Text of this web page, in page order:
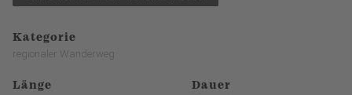
Kategorie
regionaler Wanderweg
Länge Dauer